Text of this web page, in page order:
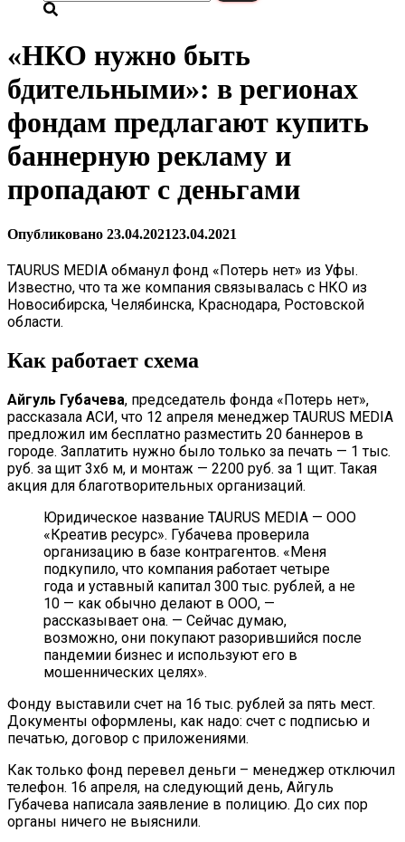
«НКО нужно быть
бдительными»: в регионах
фондам предлагают купить
баннерную рекламу и
пропадают с деньгами
Опубликовано 23.04.202123.04.2021
TAURUS MEDIA обманул фонд «Потерь нет» из Уфы.
Известно, что та же компания связывалась с НКО из
Новосибирска, Челябинска, Краснодара, Ростовской
области.
Как работает схема
Айгуль Губачева, председатель фонда «Потерь нет»,
рассказала АСИ, что 12 апреля менеджер TAURUS MEDIA
предложил им бесплатно разместить 20 баннеров в
городе. Заплатить нужно было только за печать — 1 тыс.
руб. за щит 3х6 м, и монтаж — 2200 руб. за 1 щит. Такая
акция для благотворительных организаций.
Юридическое название TAURUS MEDIA — ООО
«Креатив ресурс». Губачева проверила
организацию в базе контрагентов. «Меня
подкупило, что компания работает четыре
года и уставный капитал 300 тыс. рублей, а не
10 — как обычно делают в ООО, —
рассказывает она. — Сейчас думаю,
возможно, они покупают разорившийся после
пандемии бизнес и используют его в
мошеннических целях».
Фонду выставили счет на 16 тыс. рублей за пять мест.
Документы оформлены, как надо: счет с подписью и
печатью, договор с приложениями.
Как только фонд перевел деньги – менеджер отключил
телефон. 16 апреля, на следующий день, Айгуль
Губачева написала заявление в полицию. До сих пор
органы ничего не выяснили.